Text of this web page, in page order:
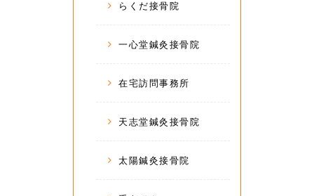
らくだ接骨院
一心堂鍼灸接骨院
在宅訪問事務所
天志堂鍼灸接骨院
太陽鍼灸接骨院